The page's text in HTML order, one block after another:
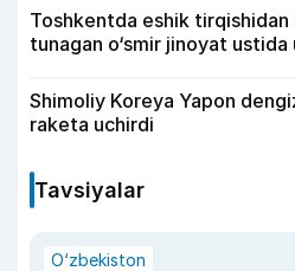
Toshkentda eshik tirqishidan
tunagan o‘smir jinoyat ustida
Shimoliy Koreya Yapon
raketa uchirdi
Tavsiyalar
O‘zbekiston